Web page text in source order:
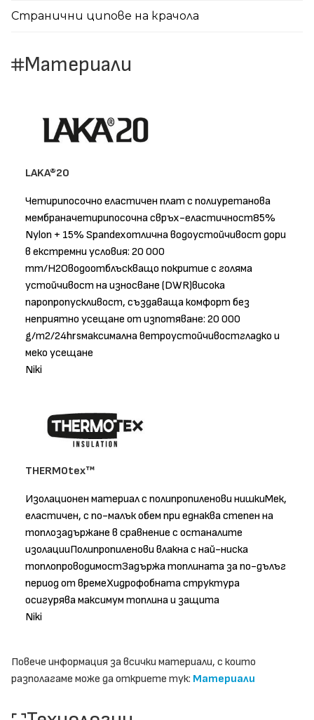
Странични ципове на крачола
Материали
LAKA®20
Четирипосочно еластичен плат с полиуретанова
мембраначетирипосочна свръх-еластичност85%
Nylon + 15% Spandexотлична водоустойчивост дори
в екстремни условия: 20 000
mm/H2Oводоотблъскващо покритие с голяма
устойчивост на износване (DWR)висока
паропропускливост, създаваща комфорт без
неприятно усещане от изпотяване: 20 000
g/m2/24hrsмаксимална ветроустойчивостгладко и
меко усещане
Niki
THERMOtex™
Изолационен материал с полипропиленови нишкиМек,
еластичен, с по-малък обем при еднаква степен на
топлозадържане в сравнение с останалите
изолацииПолипропиленови влакна с най-ниска
топлопроводимостЗадържа топлината за по-дълъг
период от времеХидрофобната структура
осигурява максимум топлина и защита
Niki
Повече информация за всички материали, с които
разполагаме може да откриете тук: Материали